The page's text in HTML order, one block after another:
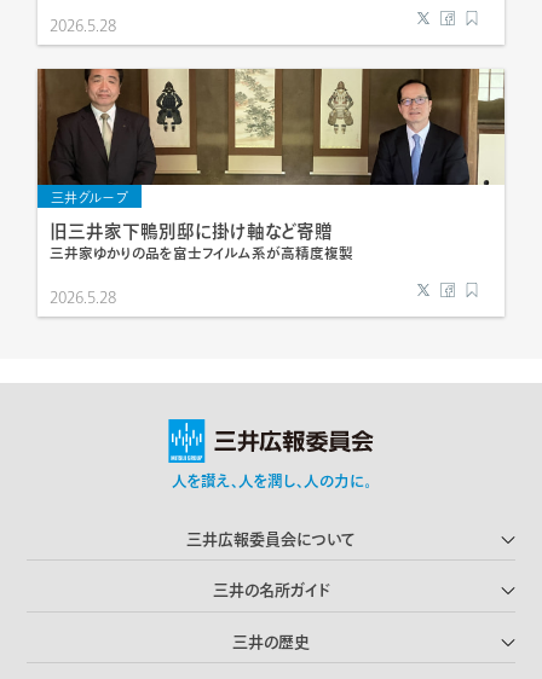
2026.5.28
三井グループ
旧三井家下鴨別邸に掛け軸など寄贈
三井家ゆかりの品を富士フイルム系が高精度複製
2026.5.28
人を讃え､人を潤し､人の力に｡
三井広報委員会について
三井の名所ガイド
三井の歴史